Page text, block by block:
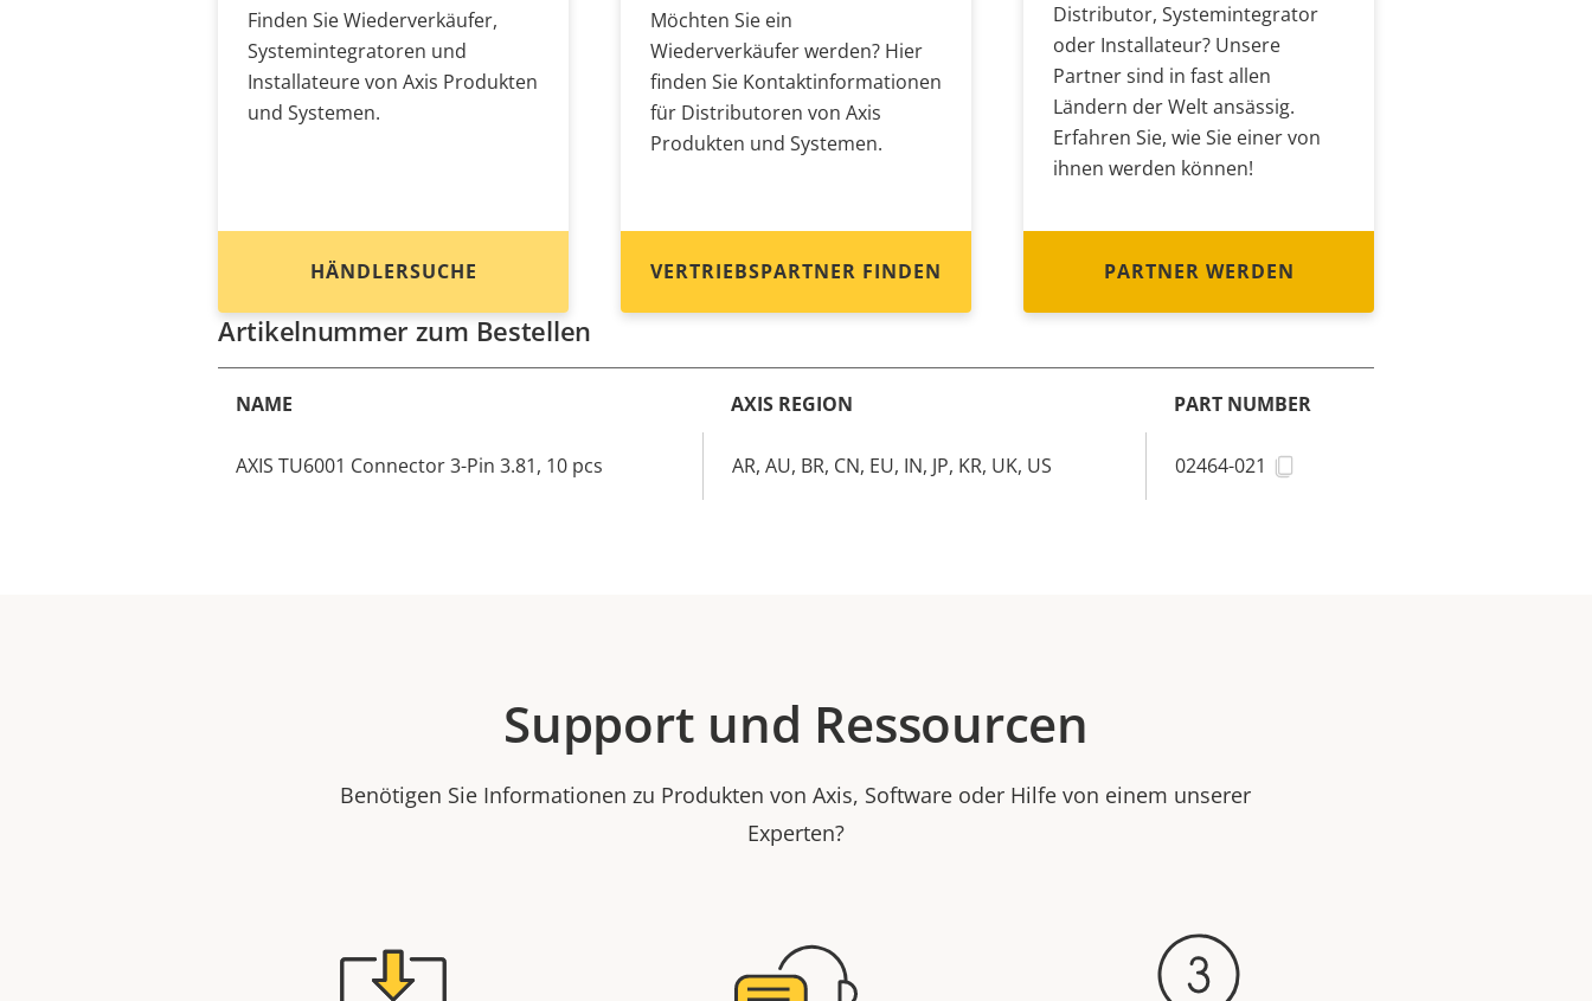
Finden Sie Wiederverkäufer,
Systemintegratoren und
Installateure von Axis Produkten
und Systemen.
HÄNDLERSUCHE
Möchten Sie ein
Wiederverkäufer werden? Hier
finden Sie Kontaktinformationen
für Distributoren von Axis
Produkten und Systemen.
VERTRIEBSPARTNER FINDEN
Distributor, Systemintegrator
oder Installateur? Unsere
Partner sind in fast allen
Ländern der Welt ansässig.
Erfahren Sie, wie Sie einer von
ihnen werden können!
PARTNER WERDEN
Artikelnummer zum Bestellen
NAME AXIS REGION PART NUMBER
AXIS TU6001 Connector 3-Pin 3.81, 10 pcs AR, AU, BR, CN, EU, IN, JP, KR, UK, US 02464-021
Support und Ressourcen
Benötigen Sie Informationen zu Produkten von Axis, Software oder Hilfe von einem unserer
Experten?